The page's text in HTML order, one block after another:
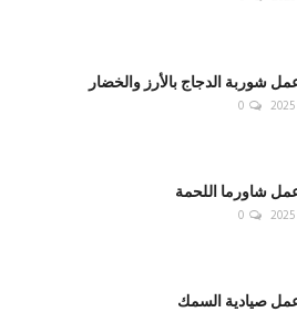
شوربة الدجاج بالأرز والخضار
0
شاورما اللحمة
0
صيادية السمك